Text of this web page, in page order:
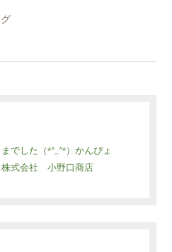
でした（*^_^*）かんぴょ
式会社 小野口商店